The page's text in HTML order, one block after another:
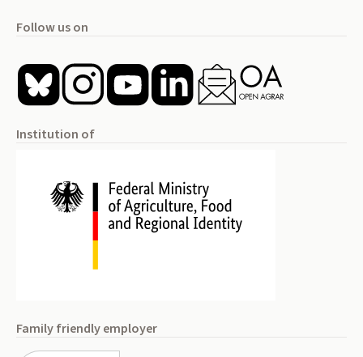
Follow us on
Institution of
Family friendly employer